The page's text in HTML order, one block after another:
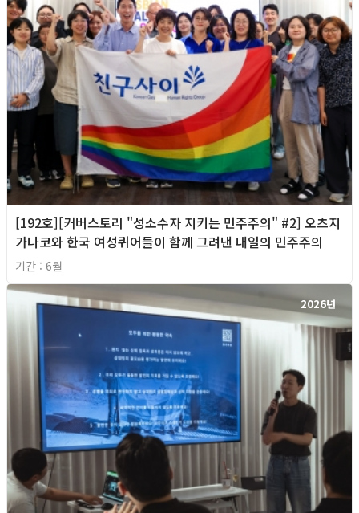
[192호][커버스토리 "성소수자 지키는 민주주의" #2] 오츠지
가나코와 한국 여성퀴어들이 함께 그려낸 내일의 민주주의
기간 : 6월
2026년